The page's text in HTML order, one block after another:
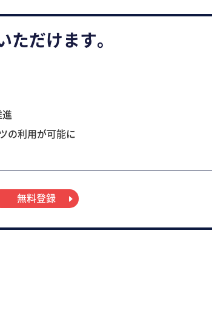
だけます。
の利用が可能に
無料登録